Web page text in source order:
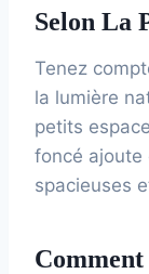
Selon La
Tenez
la lumière
petits
foncé ajoute
spacieuses